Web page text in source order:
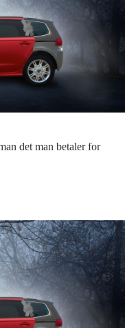
det man betaler for